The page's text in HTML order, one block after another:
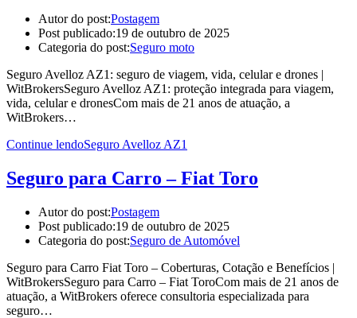
Autor do post:Postagem
Post publicado:19 de outubro de 2025
Categoria do post:Seguro moto
Seguro Avelloz AZ1: seguro de viagem, vida, celular e drones |
WitBrokersSeguro Avelloz AZ1: proteção integrada para viagem,
vida, celular e dronesCom mais de 21 anos de atuação, a
WitBrokers…
Continue lendoSeguro Avelloz AZ1
Seguro para Carro – Fiat Toro
Autor do post:Postagem
Post publicado:19 de outubro de 2025
Categoria do post:Seguro de Automóvel
Seguro para Carro Fiat Toro – Coberturas, Cotação e Benefícios |
WitBrokersSeguro para Carro – Fiat ToroCom mais de 21 anos de
atuação, a WitBrokers oferece consultoria especializada para
seguro…